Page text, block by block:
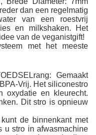
dan een regelmatig
van een roestvrij
en milkshaken. Het
van de veganistgift!
met het meeste
Gemaakt
Vrij. Het siliconestro
oxydatie en kleurecht.
Dit stro is opnieuw
de binnenkant met
u stro in afwasmachine